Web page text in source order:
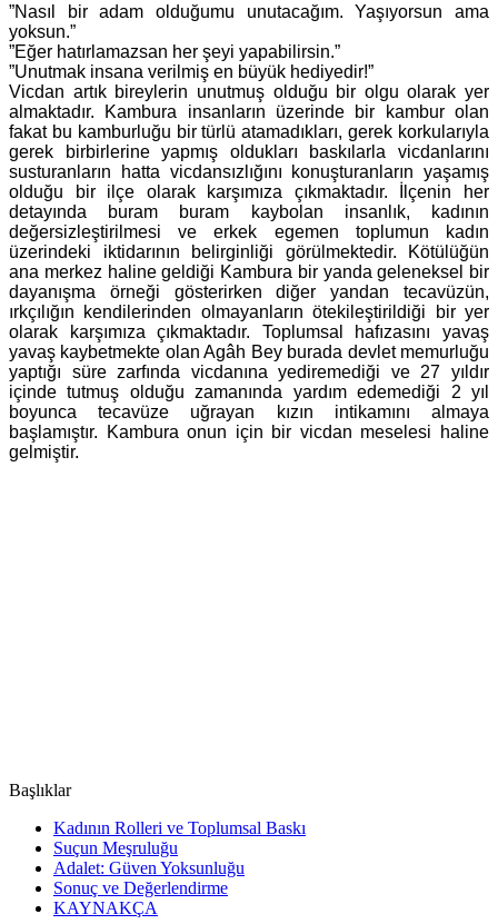
”Nasıl bir adam olduğumu unutacağım. Yaşıyorsun ama
yoksun.”
”Eğer hatırlamazsan her şeyi yapabilirsin.”
”Unutmak insana verilmiş en büyük hediyedir!”
Vicdan artık bireylerin unutmuş olduğu bir olgu olarak yer
almaktadır. Kambura insanların üzerinde bir kambur olan
fakat bu kamburluğu bir türlü atamadıkları, gerek korkularıyla
gerek birbirlerine yapmış oldukları baskılarla vicdanlarını
susturanların hatta vicdansızlığını konuşturanların yaşamış
olduğu bir ilçe olarak karşımıza çıkmaktadır. İlçenin her
detayında buram buram kaybolan insanlık, kadının
değersizleştirilmesi ve erkek egemen toplumun kadın
üzerindeki iktidarının belirginliği görülmektedir. Kötülüğün
ana merkez haline geldiği Kambura bir yanda geleneksel bir
dayanışma örneği gösterirken diğer yandan tecavüzün,
ırkçılığın kendilerinden olmayanların ötekileştirildiği bir yer
olarak karşımıza çıkmaktadır. Toplumsal hafızasını yavaş
yavaş kaybetmekte olan Agâh Bey burada devlet memurluğu
yaptığı süre zarfında vicdanına yediremediği ve 27 yıldır
içinde tutmuş olduğu zamanında yardım edemediği 2 yıl
boyunca tecavüze uğrayan kızın intikamını almaya
başlamıştır. Kambura onun için bir vicdan meselesi haline
gelmiştir.
Başlıklar
Kadının Rolleri ve Toplumsal Baskı
Suçun Meşruluğu
Adalet: Güven Yoksunluğu
Sonuç ve Değerlendirme
KAYNAKÇA